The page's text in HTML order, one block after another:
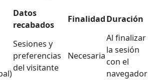
Datos
recabados
FinalidadDuración
Sesiones y
preferencias
del visitante
Necesaria
Al finalizar
la sesión
con el
navegador